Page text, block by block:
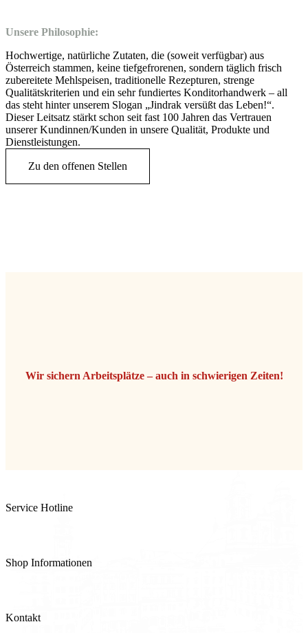
Unsere Philosophie:
Hochwertige, natürliche Zutaten, die (soweit verfügbar) aus
Österreich stammen, keine tiefgefrorenen, sondern täglich frisch
zubereitete Mehlspeisen, traditionelle Rezepturen, strenge
Qualitätskriterien und ein sehr fundiertes Konditorhandwerk – all
das steht hinter unserem Slogan „Jindrak versüßt das Leben!“.
Dieser Leitsatz stärkt schon seit fast 100 Jahren das Vertrauen
unserer Kundinnen/Kunden in unsere Qualität, Produkte und
Dienstleistungen.
Zu den offenen Stellen
Wir sichern Arbeitsplätze – auch in schwierigen Zeiten!
Service Hotline
+43 732 77 92 58
Telefonische Bestellung und Beratung
Shop Informationen
Kontakt